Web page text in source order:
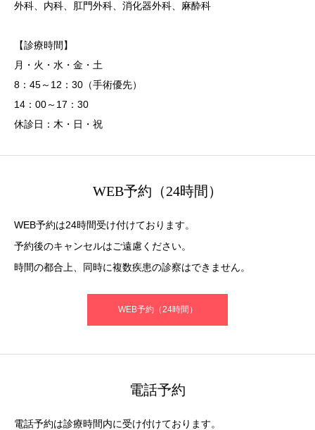
外科、内科、肛門外科、消化器外科、麻酔科
【診療時間】
月・火・水・金・土
8：45～12：30（手術優先）
14：00～17：30
休診日：木・日・祝
WEB予約（24時間）
WEB予約は24時間受け付けております。
予約後のキャンセルはご遠慮ください。
時間の都合上、同時に複数疾患の診察はできません。
WEB予約（24時間）
電話予約
電話予約は診療時間内に受け付けております。